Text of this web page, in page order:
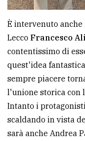
È intervenuto
Lecco Francesco
contentissimo di
quest'idea
sempre piacere
l'unione storica con
Intanto i
scaldando in vista
sarà anche Andrea